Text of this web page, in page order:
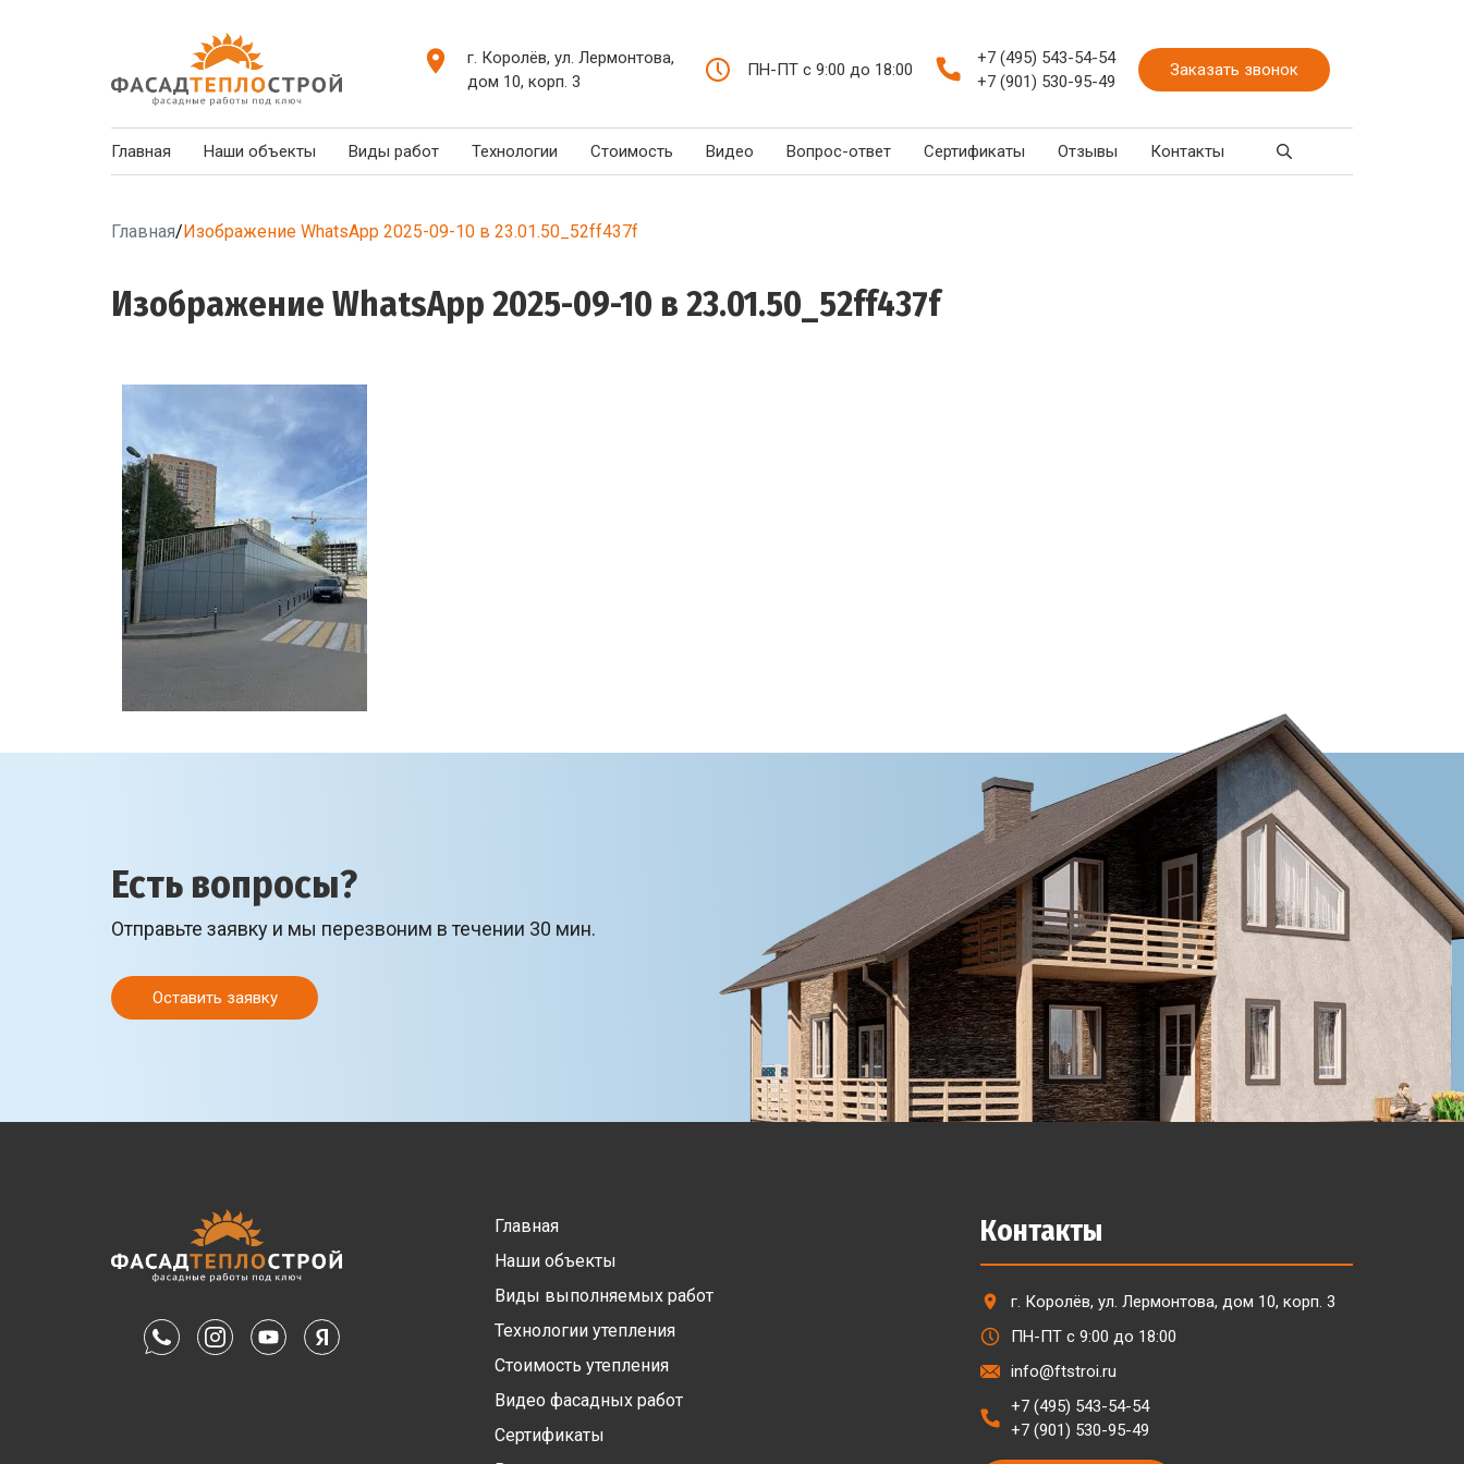
г. Королёв, ул. Лермонтова,
дом 10, корп. 3
ПН-ПТ с 9:00 до 18:00
+7 (495) 543-54-54
+7 (901) 530-95-49
Заказать звонок
Главная Наши объекты Виды работ Технологии Стоимость Видео Вопрос-ответ Сертификаты Отзывы Контакты
Главная/Изображение WhatsApp 2025-09-10 в 23.01.50_52ff437f
Изображение WhatsApp 2025-09-10 в 23.01.50_52ff437f
Есть вопросы?
Отправьте заявку и мы перезвоним в течении 30 мин.
Оставить заявку
Главная
Наши объекты
Виды выполняемых работ
Технологии утепления
Стоимость утепления
Видео фасадных работ
Сертификаты
Контакты
г. Королёв, ул. Лермонтова, дом 10, корп. 3
ПН-ПТ с 9:00 до 18:00
info@ftstroi.ru
+7 (495) 543-54-54
+7 (901) 530-95-49